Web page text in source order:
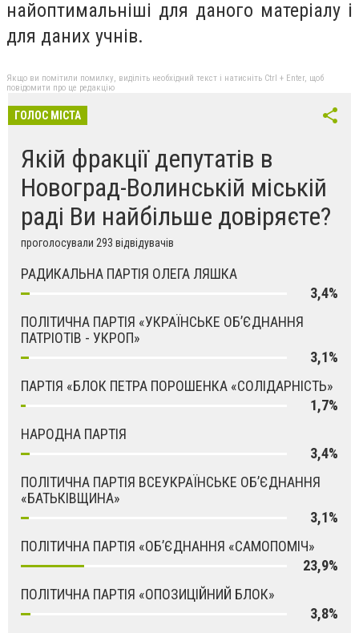
найоптимальніші для даного матеріалу і
для даних учнів.
Якщо ви помітили помилку, виділіть необхідний текст і натисніть Ctrl + Enter, щоб
повідомити про це редакцію
ГОЛОС МІСТА
Якій фракції депутатів в
Новоград-Волинській міській
раді Ви найбільше довіряєте?
проголосували 293 відвідувачів
РАДИКАЛЬНА ПАРТІЯ ОЛЕГА ЛЯШКА
3,4%
ПОЛІТИЧНА ПАРТІЯ «УКРАЇНСЬКЕ ОБ’ЄДНАННЯ
ПАТРІОТІВ - УКРОП»
3,1%
ПАРТІЯ «БЛОК ПЕТРА ПОРОШЕНКА «СОЛІДАРНІСТЬ»
1,7%
НАРОДНА ПАРТІЯ
3,4%
ПОЛІТИЧНА ПАРТІЯ ВСЕУКРАЇНСЬКЕ ОБ’ЄДНАННЯ
«БАТЬКІВЩИНА»
3,1%
ПОЛІТИЧНА ПАРТІЯ «ОБ’ЄДНАННЯ «САМОПОМІЧ»
23,9%
ПОЛІТИЧНА ПАРТІЯ «ОПОЗИЦІЙНИЙ БЛОК»
3,8%